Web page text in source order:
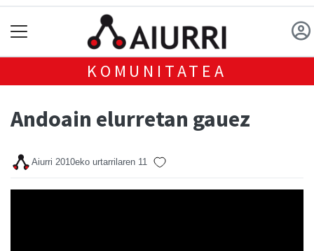
KOMUNITATEA
Andoain elurretan gauez
Aiurri 2010eko urtarrilaren 11